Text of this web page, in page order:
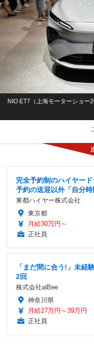
NIO ET7（上海モーターショー
完全予約制のハイヤー
予約の送迎以外「自分
東都ハイヤー株式会社
東京都
月給30万円～
正社員
「まだ間に合う!」未経
2回
株式会社alBee
神奈川県
月給27万円～39万円
正社員